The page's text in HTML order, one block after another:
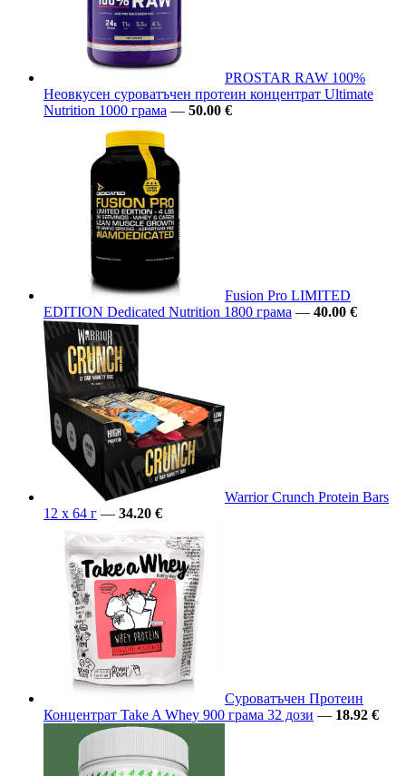
PROSTAR RAW 100%
Неовкусен суроватъчен протеин концентрат Ultimate
Nutrition 1000 грама — 50.00 €
Fusion Pro LIMITED
EDITION Dedicated Nutrition 1800 грама — 40.00 €
Warrior Crunch Protein Bars
12 x 64 г — 34.20 €
Суроватъчен Протеин
Концентрат Take A Whey 900 грама 32 дози — 18.92 €